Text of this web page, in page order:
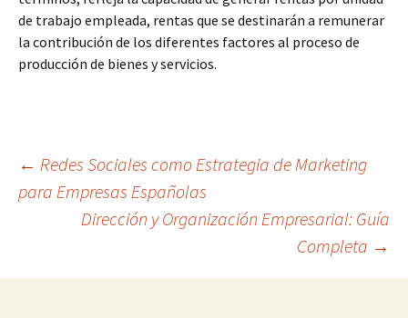
de trabajo empleada, rentas que se destinarán a remunerar
la contribución de los diferentes factores al proceso de
producción de bienes y servicios.
Navegación
entradas
← Redes Sociales como Estrategia de Marketing
para Empresas Españolas
Dirección y Organización Empresarial: Guía
Completa →